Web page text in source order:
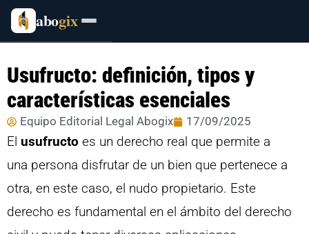
abogix
Usufructo: definición, tipos y
características esenciales
Equipo Editorial Legal Abogix 17/09/2025
El usufructo es un derecho real que permite a
una persona disfrutar de un bien que pertenece a
otra, en este caso, el nudo propietario. Este
derecho es fundamental en el ámbito del derecho